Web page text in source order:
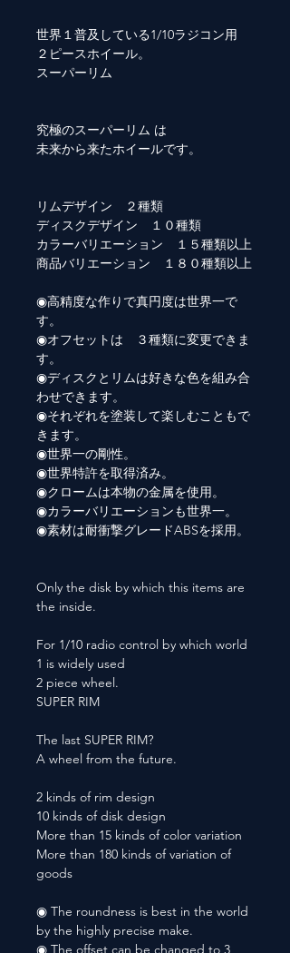
世界１普及している1/10ラジコン用
２ピースホイール。
スーパーリム
究極のスーパーリム は
未来から来たホイールです。
リムデザイン ２種類
ディスクデザイン １０種類
カラーバリエーション １５種類以上
商品バリエーション １８０種類以上
◉高精度な作りで真円度は世界一で
す。
◉オフセットは ３種類に変更できま
す。
◉ディスクとリムは好きな色を組み合
わせできます。
◉それぞれを塗装して楽しむこともで
きます。
◉世界一の剛性。
◉世界特許を取得済み。
◉クロームは本物の金属を使用。
◉カラーバリエーションも世界一。
◉素材は耐衝撃グレードABSを採用。
Only the disk by which this items are
the inside.
For 1/10 radio control by which world
1 is widely used
2 piece wheel.
SUPER RIM
The last SUPER RIM?
A wheel from the future.
2 kinds of rim design
10 kinds of disk design
More than 15 kinds of color variation
More than 180 kinds of variation of
goods
◉ The roundness is best in the world
by the highly precise make.
◉ The offset can be changed to 3